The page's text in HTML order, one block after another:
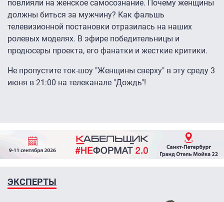
повлияли на женское самосознание. Почему женщины
должны биться за мужчину? Как фальшь
телевизионной постановки отразилась на наших
ролевых моделях. В эфире победительницы и
продюсеры проекта, его фанатки и жесткие критики.
Не пропустите ток-шоу "Женщины сверху" в эту среду 3
июня в 21:00 на телеканале "Дождь"!
ЭКСПЕРТЫ